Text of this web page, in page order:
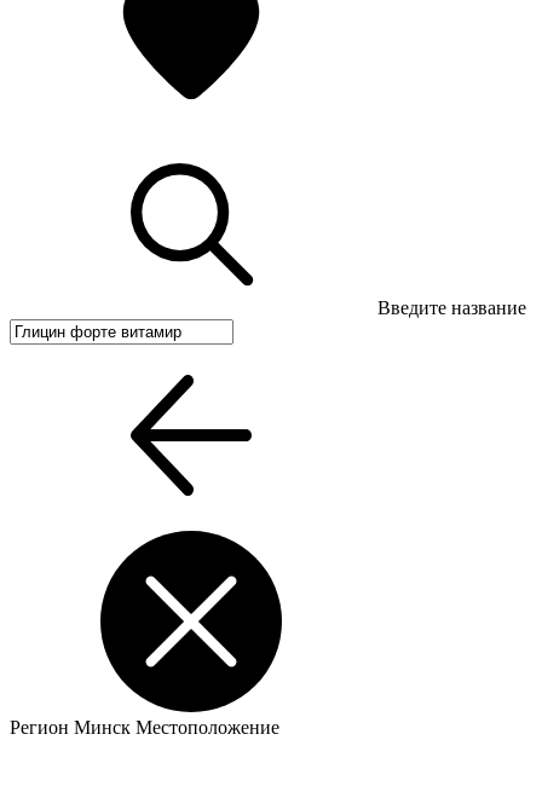
Введите название
Регион Минск Местоположение